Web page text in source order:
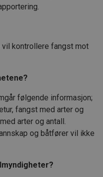
kontrollere fangst mot
følgende informasjon;
fangst med arter og
arter og antall.
og båtfører vil ikke